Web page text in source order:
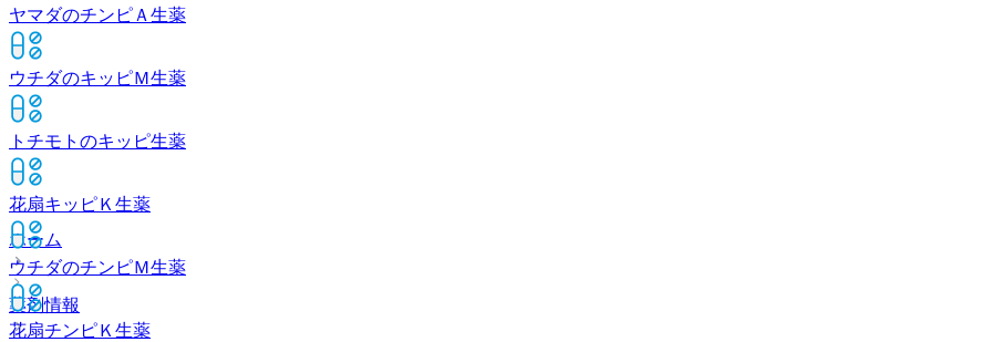
ヤマダのチンピＡ 生薬
ウチダのキッピＭ生薬
トチモトのキッピ生薬
花扇キッピＫ 生薬
ウチダのチンピＭ生薬
花扇チンピＫ 生薬
ホーム
薬剤情報